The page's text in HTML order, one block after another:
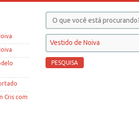
Cris com
Vestido de Noiva